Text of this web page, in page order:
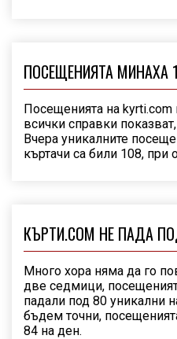
ПОСЕЩЕНИЯТА МИНАХА
Посещенията на kyrti.com
всички справки
Вчера уникалните
къртачи са били 108, при
КЪРТИ.COM НЕ ПАДА
Много хора няма да го
две седмици,
падали под 80 уникални
бъдем точни,
84 на ден.